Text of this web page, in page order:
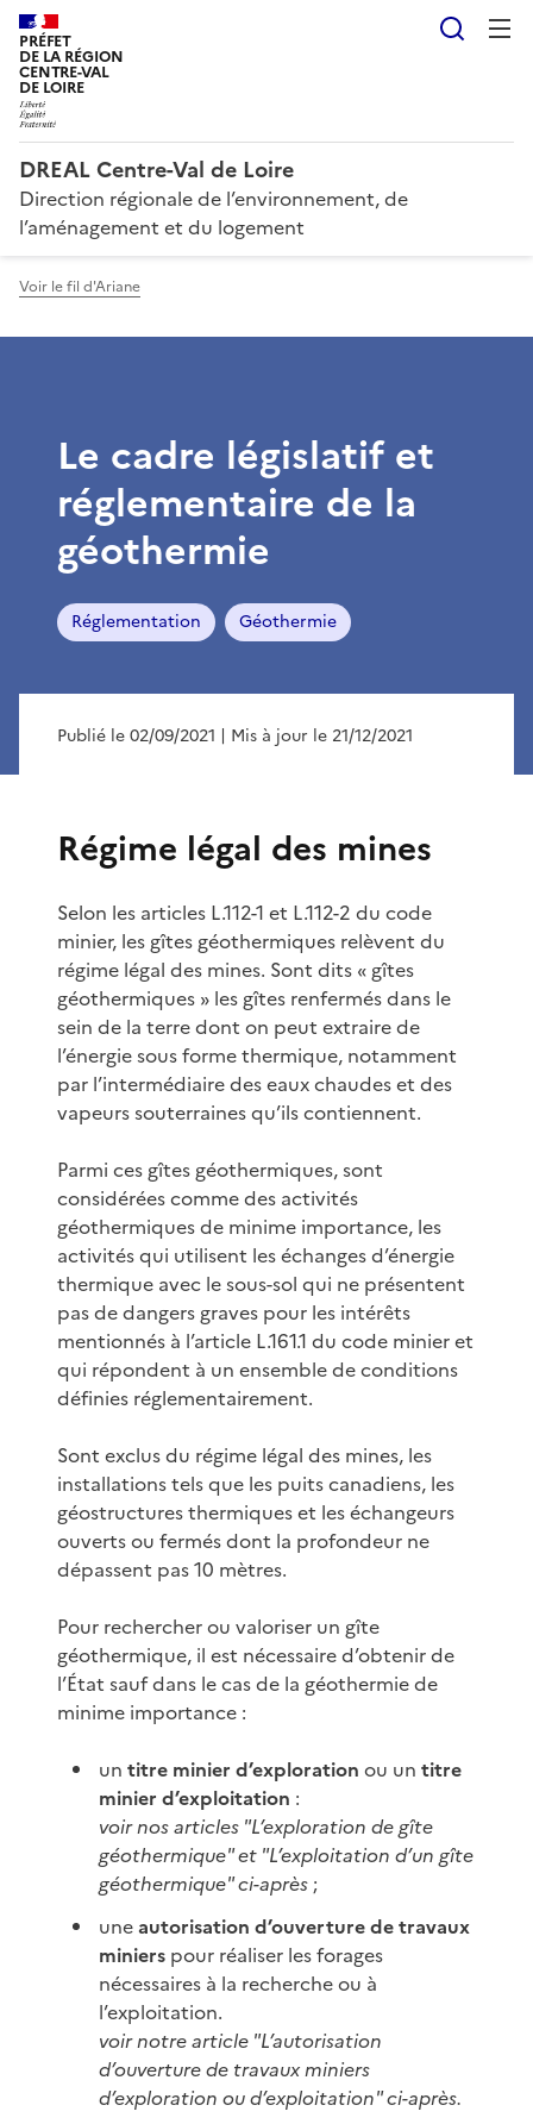
PRÉFET
DE LA RÉGION
CENTRE-VAL
DE LOIRE
DREAL Centre-Val de Loire
Direction régionale de l’environnement, de
l’aménagement et du logement
Voir le fil d'Ariane
Le cadre législatif et
réglementaire de la
géothermie
Réglementation Géothermie
Publié le 02/09/2021 | Mis à jour le 21/12/2021
Régime légal des mines
Selon les articles L.112-1 et L.112-2 du code
minier, les gîtes géothermiques relèvent du
régime légal des mines. Sont dits « gîtes
géothermiques » les gîtes renfermés dans le
sein de la terre dont on peut extraire de
l’énergie sous forme thermique, notamment
par l’intermédiaire des eaux chaudes et des
vapeurs souterraines qu’ils contiennent.
Parmi ces gîtes géothermiques, sont
considérées comme des activités
géothermiques de minime importance, les
activités qui utilisent les échanges d’énergie
thermique avec le sous-sol qui ne présentent
pas de dangers graves pour les intérêts
mentionnés à l’article L.161.1 du code minier et
qui répondent à un ensemble de conditions
définies réglementairement.
Sont exclus du régime légal des mines, les
installations tels que les puits canadiens, les
géostructures thermiques et les échangeurs
ouverts ou fermés dont la profondeur ne
dépassent pas 10 mètres.
Pour rechercher ou valoriser un gîte
géothermique, il est nécessaire d’obtenir de
l’État sauf dans le cas de la géothermie de
minime importance :
untitre minier d’exploration ou untitre
minier d’exploitation :
voir nos articles "L’exploration de gîte
géothermique" et "L’exploitation d’un gîte
géothermique" ci-après ;
uneautorisation d’ouverture de travaux
miniers pour réaliser les forages
nécessaires à la recherche ou à
l’exploitation.
voir notre article "L’autorisation
d’ouverture de travaux miniers
d’exploration ou d’exploitation" ci-après.